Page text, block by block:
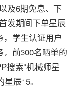
及6期免息、下
发期间下单星辰
，学生认证用户
前300名晒单的
搜索“机械师星
辰15。